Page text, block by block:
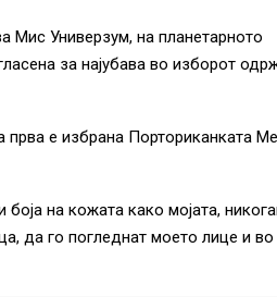
Мис Универзум, на планетарното
за најубава во изборот
е избрана Порториканката
на кожата како мојата,
да го погледнат моето лице и во